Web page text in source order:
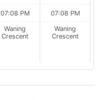
07:08 PM
Waning
Crescent
07:08 PM
Waning
Crescent